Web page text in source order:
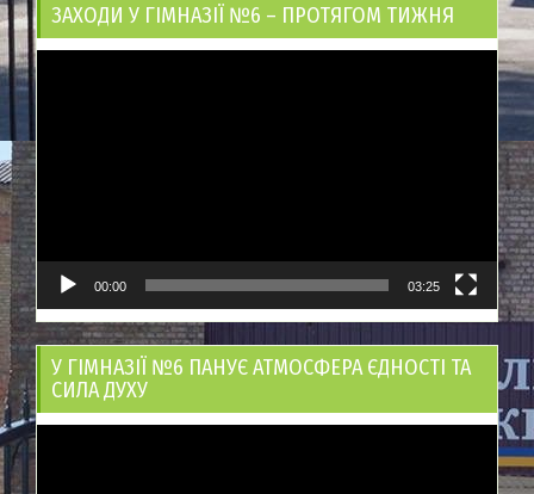
ЗАХОДИ У ГІМНАЗІЇ №6 – ПРОТЯГОМ ТИЖНЯ
00:00 03:25
У ГІМНАЗІЇ №6 ПАНУЄ АТМОСФЕРА ЄДНОСТІ ТА
СИЛА ДУХУ